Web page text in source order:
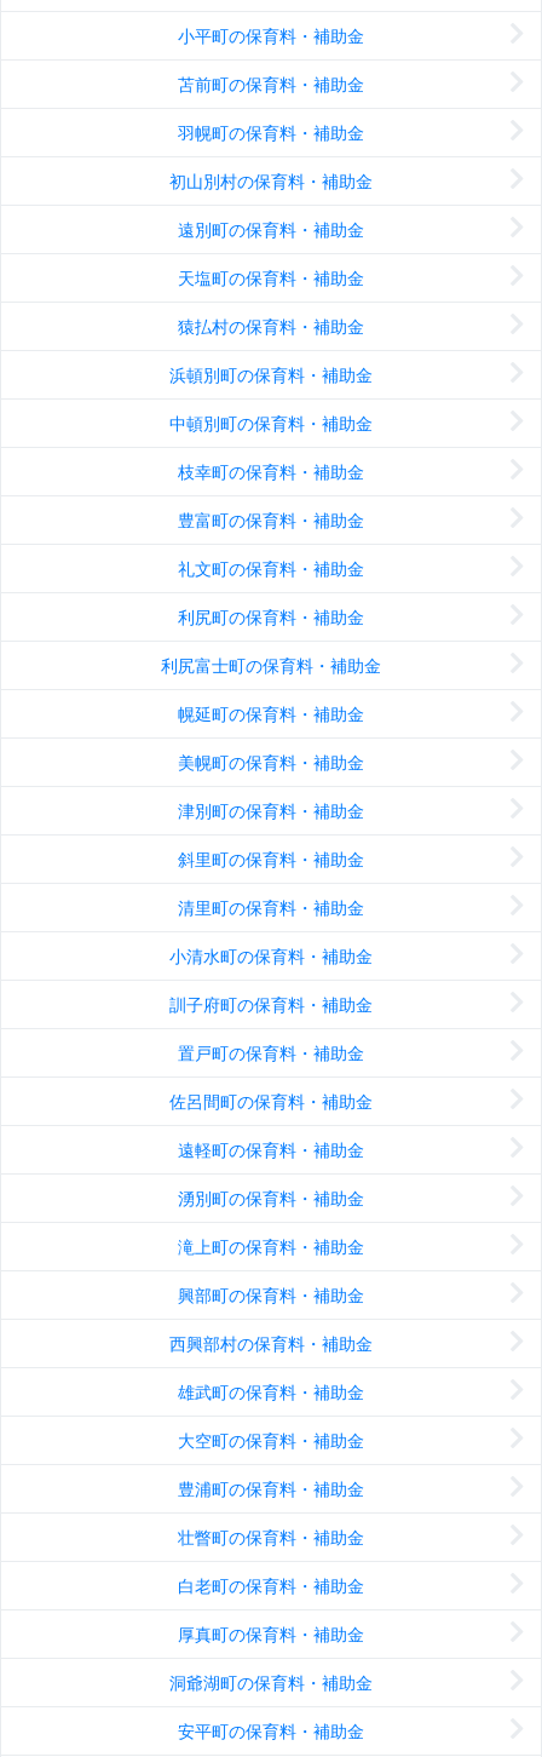
小平町の保育料・補助金
苫前町の保育料・補助金
羽幌町の保育料・補助金
初山別村の保育料・補助金
遠別町の保育料・補助金
天塩町の保育料・補助金
猿払村の保育料・補助金
浜頓別町の保育料・補助金
中頓別町の保育料・補助金
枝幸町の保育料・補助金
豊富町の保育料・補助金
礼文町の保育料・補助金
利尻町の保育料・補助金
利尻富士町の保育料・補助金
幌延町の保育料・補助金
美幌町の保育料・補助金
津別町の保育料・補助金
斜里町の保育料・補助金
清里町の保育料・補助金
小清水町の保育料・補助金
訓子府町の保育料・補助金
置戸町の保育料・補助金
佐呂間町の保育料・補助金
遠軽町の保育料・補助金
湧別町の保育料・補助金
滝上町の保育料・補助金
興部町の保育料・補助金
西興部村の保育料・補助金
雄武町の保育料・補助金
大空町の保育料・補助金
豊浦町の保育料・補助金
壮瞥町の保育料・補助金
白老町の保育料・補助金
厚真町の保育料・補助金
洞爺湖町の保育料・補助金
安平町の保育料・補助金